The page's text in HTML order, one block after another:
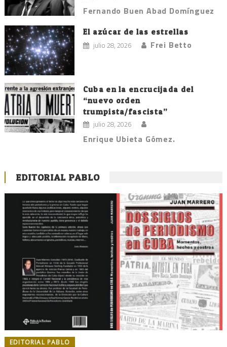
Fernando Buen Abad Domínguez
El azúcar de las estrellas
julio 28, 2026 Frei Betto
Cuba en la encrucijada del
“nuevo orden
trumpista/fascista”
julio 28, 2026
Enrique Ubieta Gómez.
EDITORIAL PABLO
EDITORIAL PABLO